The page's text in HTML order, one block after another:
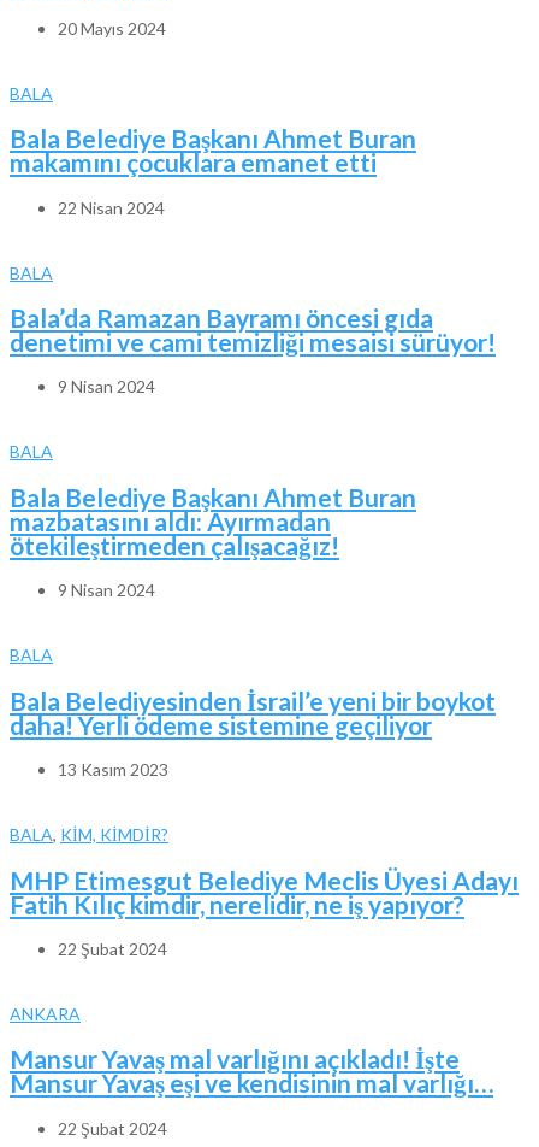
20 Mayıs 2024
BALA
Bala Belediye Başkanı Ahmet Buran
makamını çocuklara emanet etti
22 Nisan 2024
BALA
Bala’da Ramazan Bayramı öncesi gıda
denetimi ve cami temizliği mesaisi sürüyor!
9 Nisan 2024
BALA
Bala Belediye Başkanı Ahmet Buran
mazbatasını aldı: Ayırmadan
ötekileştirmeden çalışacağız!
9 Nisan 2024
BALA
Bala Belediyesinden İsrail’e yeni bir boykot
daha! Yerli ödeme sistemine geçiliyor
13 Kasım 2023
BALA, KİM, KİMDİR?
MHP Etimesgut Belediye Meclis Üyesi Adayı
Fatih Kılıç kimdir, nerelidir, ne iş yapıyor?
22 Şubat 2024
ANKARA
Mansur Yavaş mal varlığını açıkladı! İşte
Mansur Yavaş eşi ve kendisinin mal varlığı…
22 Şubat 2024